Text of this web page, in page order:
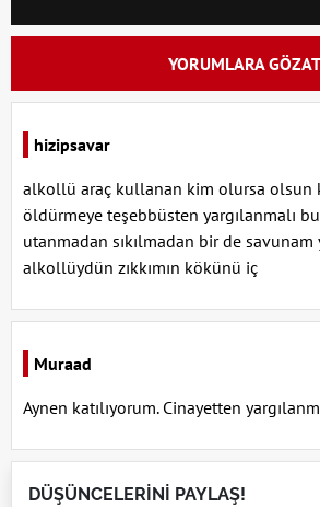
YORUMLARA GÖZAT
hizipsavar
alkollü araç kullanan kim olursa olsun
öldürmeye teşebbüsten yargılanmalı
utanmadan sıkılmadan bir de savunam
alkollüydün zıkkımın kökünü iç
Muraad
Aynen katılıyorum. Cinayetten
DÜŞÜNCELERİNİ PAYLAŞ!